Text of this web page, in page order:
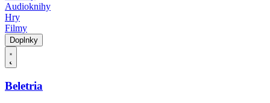
Audioknihy
Hry
Filmy
Doplnky
Beletria